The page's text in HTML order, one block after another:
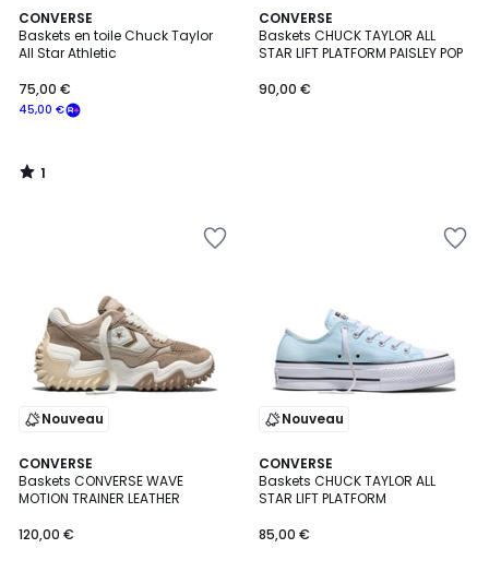
CONVERSE
Baskets en toile Chuck Taylor
All Star Athletic
45,00 €
75,00 €
1
/
5
1
/
CONVERSE
Baskets CHUCK TAYLOR ALL
STAR LIFT PLATFORM PAISLEY POP
90,00 €
Nouveau
CONVERSE
Baskets CONVERSE WAVE
MOTION TRAINER LEATHER
120,00 €
2
Couleurs
Nouveau
CONVERSE
Baskets CHUCK TAYLOR ALL
STAR LIFT PLATFORM
85,00 €